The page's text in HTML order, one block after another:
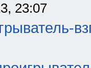
23:07